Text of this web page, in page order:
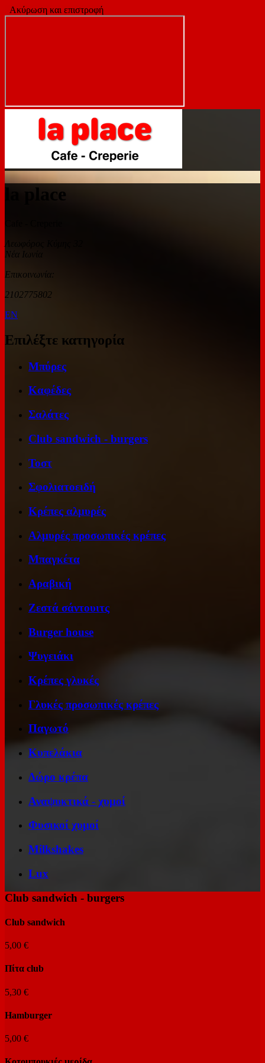
Ακύρωση και επιστροφή
la place
Νέα Ιωνία
Επικοινωνία:
2102775802
EN
Επιλέξτε κατηγορία
Μπύρες
Καφέδες
Σαλάτες
Club sandwich - burgers
Τοστ
Σφολιατοειδή
Κρέπες αλμυρές
Αλμυρές προσωπικές κρέπες
Μπαγκέτα
Αραβική
Ζεστά σάντουιτς
Burger house
Ψυγειάκι
Κρέπες γλυκές
Γλυκές προσωπικές κρέπες
Παγωτό
Κυπελάκια
Δώρο κρέπα
Αναψυκτικά - χυμοί
Φυσικοί χυμοί
Milkshakes
Lux
Club sandwich - burgers
Club sandwich
5,00 €
Πίτα club
5,30 €
Hamburger
5,00 €